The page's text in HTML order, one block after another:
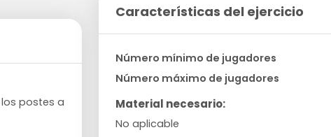
postes a
Características del ejercicio
Número mínimo de jugadores
Número máximo de jugadores
Material necesario:
No aplicable